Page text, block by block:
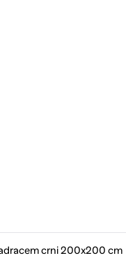
crni 200x200 cm